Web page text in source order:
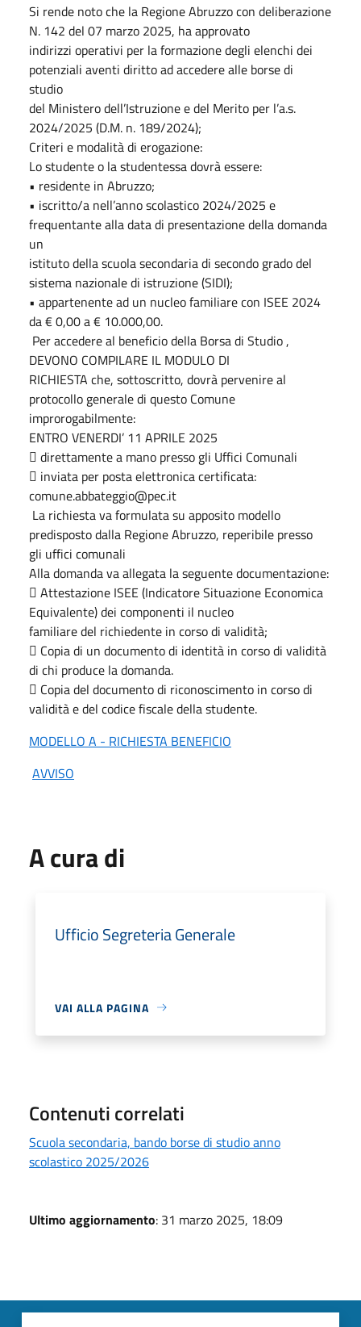
Si rende noto che la Regione Abruzzo con deliberazione
N. 142 del 07 marzo 2025, ha approvato
indirizzi operativi per la formazione degli elenchi dei
potenziali aventi diritto ad accedere alle borse di
studio
del Ministero dell’Istruzione e del Merito per l’a.s.
2024/2025 (D.M. n. 189/2024);
Criteri e modalità di erogazione:
Lo studente o la studentessa dovrà essere:
• residente in Abruzzo;
• iscritto/a nell’anno scolastico 2024/2025 e
frequentante alla data di presentazione della domanda
un
istituto della scuola secondaria di secondo grado del
sistema nazionale di istruzione (SIDI);
• appartenente ad un nucleo familiare con ISEE 2024
da € 0,00 a € 10.000,00.
Per accedere al beneficio della Borsa di Studio ,
DEVONO COMPILARE IL MODULO DI
RICHIESTA che, sottoscritto, dovrà pervenire al
protocollo generale di questo Comune
improrogabilmente:
ENTRO VENERDI’ 11 APRILE 2025
 direttamente a mano presso gli Uffici Comunali
 inviata per posta elettronica certificata:
comune.abbateggio@pec.it
La richiesta va formulata su apposito modello
predisposto dalla Regione Abruzzo, reperibile presso
gli uffici comunali
Alla domanda va allegata la seguente documentazione:
 Attestazione ISEE (Indicatore Situazione Economica
Equivalente) dei componenti il nucleo
familiare del richiedente in corso di validità;
 Copia di un documento di identità in corso di validità
di chi produce la domanda.
 Copia del documento di riconoscimento in corso di
validità e del codice fiscale della studente.
MODELLO A - RICHIESTA BENEFICIO
AVVISO
A cura di
Ufficio Segreteria Generale
VAI ALLA PAGINA
Contenuti correlati
Scuola secondaria, bando borse di studio anno
scolastico 2025/2026
Ultimo aggiornamento: 31 marzo 2025, 18:09